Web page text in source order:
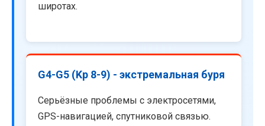
широтах.
G4-G5 (Kp 8-9) - экстремальная буря
Серьёзные проблемы с электросетями,
GPS-навигацией, спутниковой связью.